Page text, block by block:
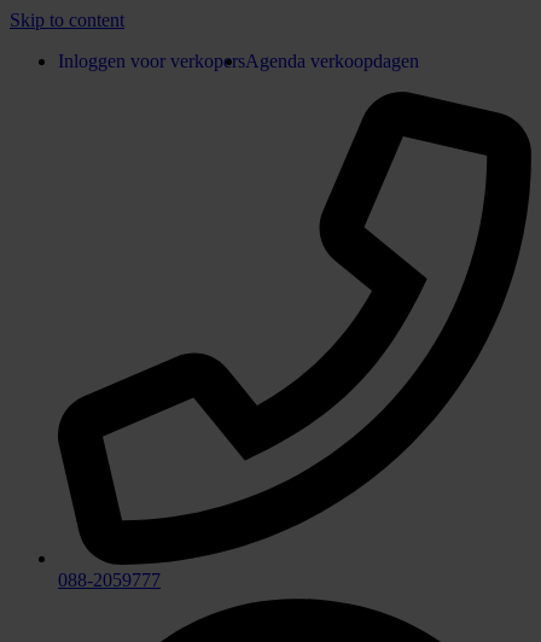
Skip to content
Inloggen voor verkopersAgenda verkoopdagen
088-2059777